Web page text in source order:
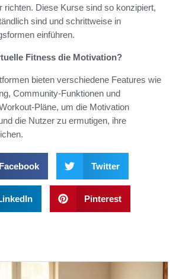
richten. Diese Kurse sind so konzipiert,
sind und schrittweise in
einführen.
Fitness die Motivation?
bieten verschiedene Features wie
Community-Funktionen und
Pläne, um die Motivation
die Nutzer zu ermutigen, ihre
Facebook Twitter
Pinterest